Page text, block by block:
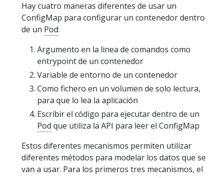
Hay cuatro maneras diferentes de usar un
ConfigMap para configurar un contenedor dentro
de un Pod:
Argumento en la linea de comandos como
entrypoint de un contenedor
Variable de entorno de un contenedor
Como fichero en un volumen de solo lectura,
para que lo lea la aplicación
Escribir el código para ejecutar dentro de un
Pod que utiliza la API para leer el ConfigMap
Estos diferentes mecanismos permiten utilizar
diferentes métodos para modelar los datos que se
van a usar. Para los primeros tres mecanismos, el